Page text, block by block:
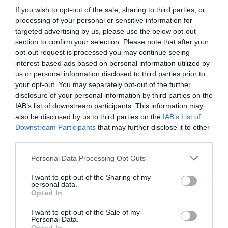
If you wish to opt-out of the sale, sharing to third parties, or
processing of your personal or sensitive information for
targeted advertising by us, please use the below opt-out
section to confirm your selection. Please note that after your
opt-out request is processed you may continue seeing
interest-based ads based on personal information utilized by
us or personal information disclosed to third parties prior to
your opt-out. You may separately opt-out of the further
disclosure of your personal information by third parties on the
IAB’s list of downstream participants. This information may
also be disclosed by us to third parties on the IAB’s List of
Downstream Participants that may further disclose it to other
Personal Data Processing Opt Outs
I want to opt-out of the Sharing of my
personal data.
Opted In
I want to opt-out of the Sale of my
Personal Data.
τηλέφωνα, πληκτρολόγια, κουμπιά ασανσέρ,
ακόμη και η παραμικρή λεπτομέρεια που
περνάει από το μυαλό μας όσον αφορά στο
κτήριο πρόκειται να περάσει από τον
απαραίτητο καθαρισμό. Η πρόκληση βέβαια,
είναι να καταφέρει να ολοκληρωθεί μέσα στις 5
ώρες που θα έχει στη διάθεσή της στο
μεσοδιάστημα της ορκωμοσίας και των σχετικών
εορτασμών, καθώς θα πρέπει παράλληλα να
φυλαχθούν σε ασφαλές σημείο οι πίνακες, οι
αντίκες και όλα τα αντικείμενα αξίας που
κοσμούν τους χώρους του Λευκού Οίκου, όπως
εξήγησε σε πρόσφατες δηλώσεις του ο καθηγητής
Ernesto Abel-Santos. Αν πάντως, ισχύουν όσα